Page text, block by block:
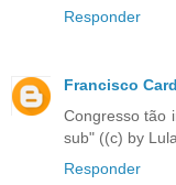
Responder
Francisco
Congresso tão
sub" ((c) by
Responder